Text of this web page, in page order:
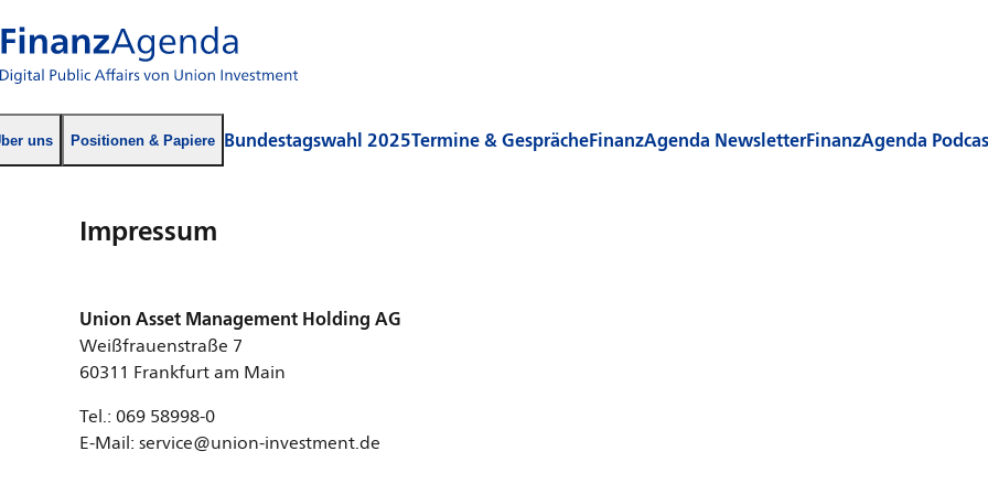
uns Positionen & Papiere Bundestagswahl 2025Termine & GesprächeFinanzAgenda NewsletterFinanzAgenda
Impressum
Union Asset Management Holding AG
Weißfrauenstraße 7
60311 Frankfurt am Main
Tel.: 069 58998-0
E-Mail: service@union-investment.de